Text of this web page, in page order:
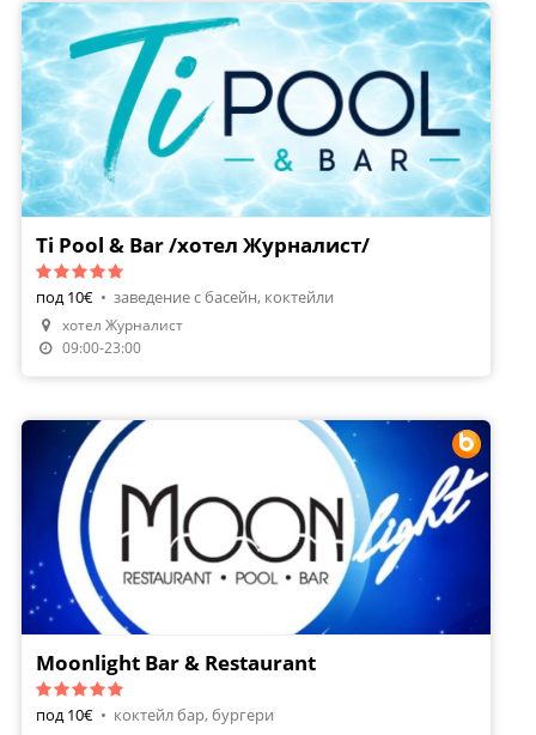
Ti Pool & Bar /хотел Журналист/
под 10€ • заведение с басейн, коктейли
хотел Журналист
09:00-23:00
Moonlight Bar & Restaurant
под 10€ • коктейл бар, бургери